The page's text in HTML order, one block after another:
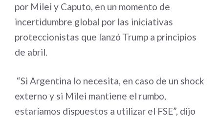
por Milei y Caputo, en un momento de
incertidumbre global por las iniciativas
proteccionistas que lanzó Trump a principios
de abril.
“Si Argentina lo necesita, en caso de un shock
externo y si Milei mantiene el rumbo,
estaríamos dispuestos a utilizar el FSE”, dijo